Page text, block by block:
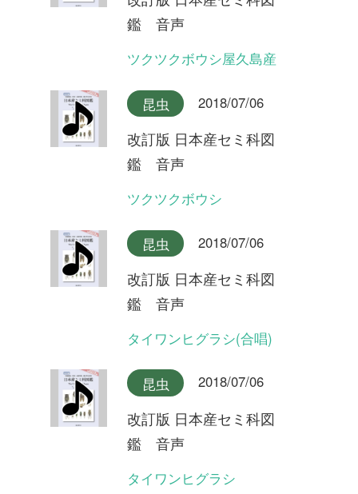
昆虫 2018/07/06
鑑 音声
イワサキヒメハルゼミ(合唱)
改訂版 日本産セミ科図
イワサキヒメハルゼミ
昆虫 2018/07/06
改訂版 日本産セミ科図
鑑 音声
改訂版 日本産セミ科図
鑑 音声
オキナワヒメハルゼミ
昆虫 2018/07/06